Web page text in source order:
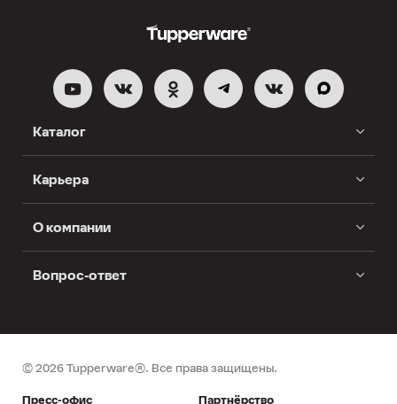
Каталог
Карьера
О компании
Вопрос-ответ
© 2026 Tupperware®. Все права защищены.
Пресс-офис Партнёрство